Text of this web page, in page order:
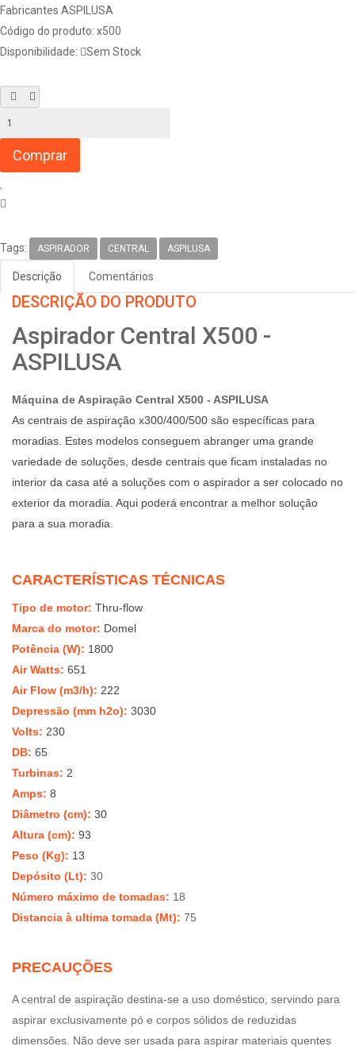
Fabricantes ASPILUSA
Código do produto: x500
Disponibilidade:
Sem Stock
Tags: ASPIRADOR CENTRAL ASPILUSA
Descrição Comentários
DESCRIÇÃO DO PRODUTO
Aspirador Central X500 -
ASPILUSA
Máquina de Aspiração Central X500 - ASPILUSA
As centrais de aspiração x300/400/500 são específicas para
moradias. Estes modelos conseguem abranger uma grande
variedade de soluções, desde centrais que ficam instaladas no
interior da casa até a soluções com o aspirador a ser colocado no
exterior da moradia. Aqui poderá encontrar a melhor solução
para a sua moradia.
CARACTERÍSTICAS TÉCNICAS
Tipo de motor: Thru-flow
Marca do motor: Domel
Potência (W): 1800
Air Watts: 651
Air Flow (m3/h): 222
Depressão (mm h2o): 3030
Volts: 230
DB: 65
Turbinas: 2
Amps: 8
Diâmetro (cm): 30
Altura (cm): 93
Peso (Kg): 13
Depósito (Lt): 30
Número máximo de tomadas: 18
Distancia à ultima tomada (Mt): 75
PRECAUÇÕES
A central de aspiração destina-se a uso doméstico, servindo para
aspirar exclusivamente pó e corpos sólidos de reduzidas
dimensões. Não deve ser usada para aspirar materiais quentes